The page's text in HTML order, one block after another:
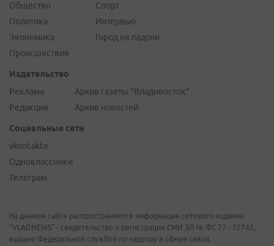
Общество
Политика
Экономика
Происшествия
Спорт
Интервью
Город на ладони
Издательство
Реклама
Редакция
Архив газеты "Владивосток"
Архив новостей
Социальные сети
vkontakte
Одноклассники
Телеграм
На данном сайте распространяется информация сетевого издания
"VLADNEWS" - свидетельство о регистрации СМИ ЭЛ № ФС 77 - 72742,
выдано Федеральной службой по надзору в сфере связи,